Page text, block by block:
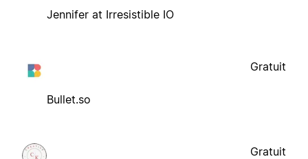
Jennifer at Irresistible IO
Bullet.so
Gratuit
Gratuit